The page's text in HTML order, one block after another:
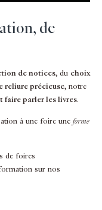
de
de notices, du choix
reliure précieuse, notre
faire parler les livres.
à une foire une forme
de foires
sur nos